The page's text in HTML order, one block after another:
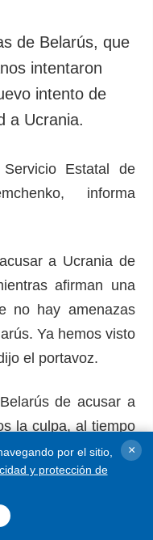
de Belarús, que
intentaron
intento de
a Ucrania.
Estatal de
informa
a Ucrania de
afirman una
no hay amenazas
Ya hemos visto
el portavoz.
de acusar a
la culpa, al tiempo
Belarús
para Ucrania. Ya
declaró
por el sitio,
y protección de
×